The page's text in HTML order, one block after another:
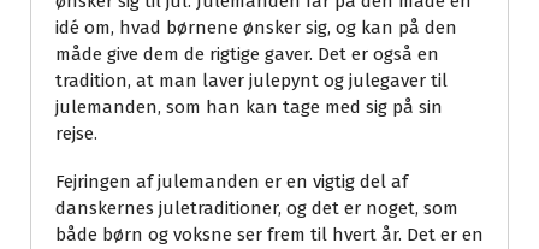
idé om, hvad børnene ønsker sig, og kan på den
måde give dem de rigtige gaver. Det er også en
tradition, at man laver julepynt og julegaver til
julemanden, som han kan tage med sig på sin
rejse.
Fejringen af julemanden er en vigtig del af
danskernes juletraditioner, og det er noget, som
både børn og voksne ser frem til hvert år. Det er en